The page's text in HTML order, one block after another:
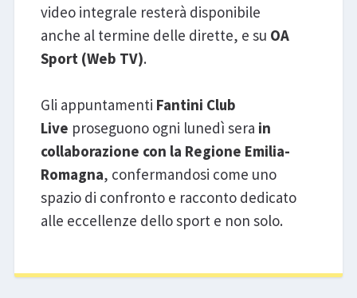
video integrale resterà disponibile
anche al termine delle dirette, e su OA
Sport (Web TV).
Gli appuntamenti Fantini Club
Live proseguono ogni lunedì sera in
collaborazione con la Regione Emilia-
Romagna, confermandosi come uno
spazio di confronto e racconto dedicato
alle eccellenze dello sport e non solo.